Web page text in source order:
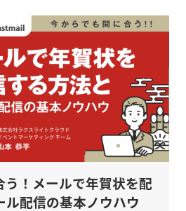
う！メールで年賀状を配
ル配信の基本ノウハウ